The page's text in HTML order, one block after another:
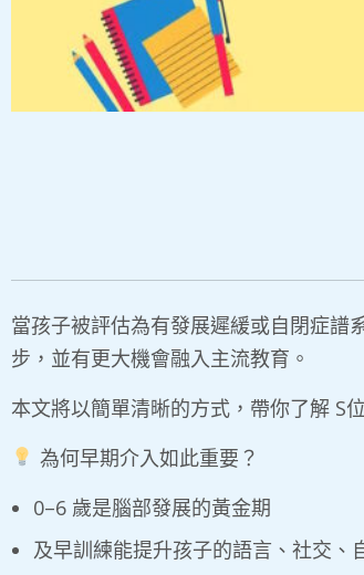
當孩子被評估為有發展遲緩或自閉症
步，並有更大機會融入主流教育。
本文將以簡單清晰的方式，帶你了解 S
為何早期介入如此重要？
0–6 歲是腦部發展的黃金期
及早訓練能提升孩子的語言、社交、